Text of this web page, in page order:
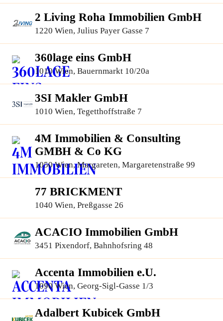
2 Living Roha Immobilien GmbH
1220 Wien, Julius Payer Gasse 7
360lage eins GmbH
1010 Wien, Bauernmarkt 10/20a
3SI Makler GmbH
1010 Wien, Tegetthoffstraße 7
4M Immobilien & Consulting
GMBH & Co KG
1050 Wien, Margareten, Margaretenstraße 99
77 BRICKMENT
1040 Wien, Preßgasse 26
ACACIO Immobilien GmbH
3451 Pixendorf, Bahnhofsring 48
Accenta Immobilien e.U.
1090 Wien, Georg-Sigl-Gasse 1/3
Adalbert Kubicek GmbH